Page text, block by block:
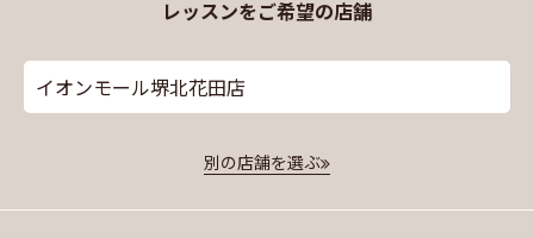
レッスンをご希望の店舗
イオンモール堺北花田店
別の店舗を選ぶ